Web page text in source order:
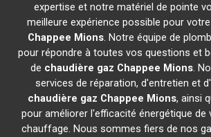
expertise et notre matériel de pointe
meilleure expérience possible pour votre
Chappee Mions. Notre équipe de
pour répondre à toutes vos questions et
de chaudière gaz Chappee Mions.
services de réparation, d'entretien et
chaudière gaz Chappee Mions, ainsi
pour améliorer l'efficacité énergétique de
chauffage. Nous sommes fiers de nos